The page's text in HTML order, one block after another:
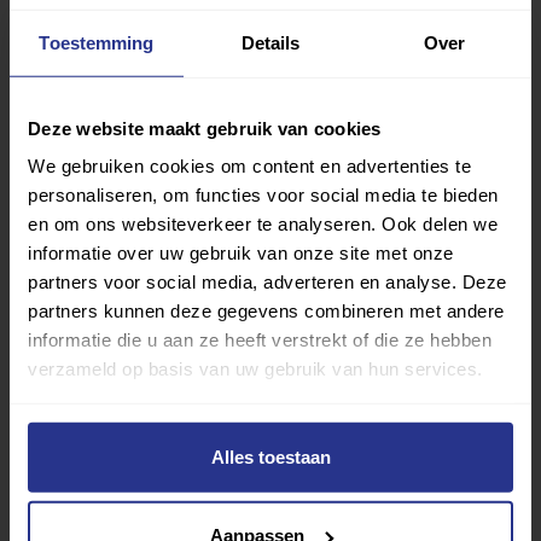
Toestemming Details Over
Deze website maakt gebruik van cookies
We gebruiken cookies om content en advertenties te
personaliseren, om functies voor social media te bieden
en om ons websiteverkeer te analyseren. Ook delen we
informatie over uw gebruik van onze site met onze
partners voor social media, adverteren en analyse. Deze
partners kunnen deze gegevens combineren met andere
informatie die u aan ze heeft verstrekt of die ze hebben
verzameld op basis van uw gebruik van hun services.
Alles toestaan
Aanpassen